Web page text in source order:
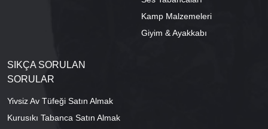
Kamp Malzemeleri
Giyim & Ayakkabı
SIKÇA SORULAN
SORULAR
Yivsiz Av Tüfeği Satın Almak
Kurusıkı Tabanca Satın Almak